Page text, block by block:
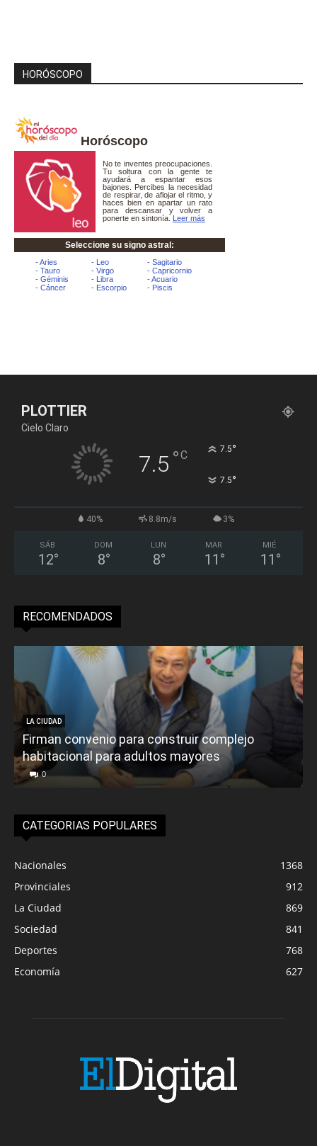
HORÓSCOPO
Horóscopo
PLOTTIER
Cielo Claro
7.5 °C 7.5°
7.5°
40% 8.8m/s 3%
SÁB
12°
DOM
8°
LUN
8°
MAR
11 °
MIÉ
11 °
RECOMENDADOS
LA CIUDAD
Firman convenio para construir complejo
habitacional para adultos mayores
0
CATEGORIAS POPULARES
Nacionales
1368
Provinciales
912
La Ciudad
869
Sociedad
841
Deportes
768
Economía
627